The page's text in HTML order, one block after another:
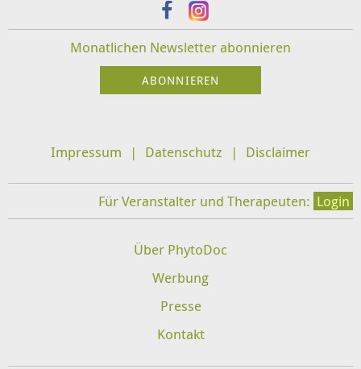
Monatlichen Newsletter abonnieren
Impressum Datenschutz Disclaimer
Für Veranstalter und Therapeuten: Login
Über PhytoDoc
Werbung
Presse
Kontakt